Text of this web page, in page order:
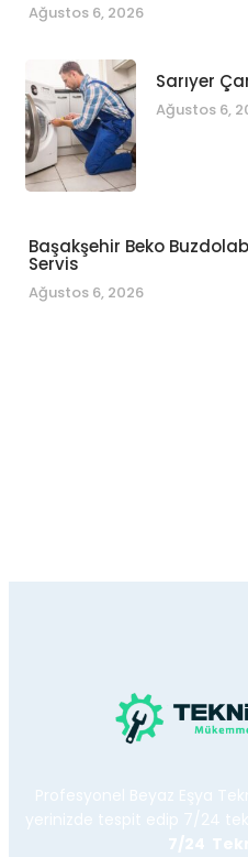
Ağustos 6, 2026
Sarıyer
Ağustos 6,
Başakşehir Beko
Servis
Ağustos 6, 2026
Profesyonel Beyaz Eşya
yerinizde tespit edip 7/24
7/24